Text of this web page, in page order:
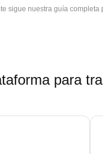
sigue nuestra guía completa
para